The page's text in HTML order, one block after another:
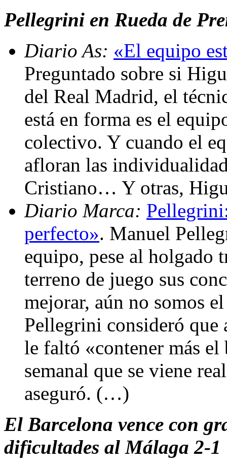
Pellegrini en Rueda de
Diario As: «El equipo
Preguntado sobre si
del Real Madrid, el
está en forma es el
colectivo. Y cuando el
afloran las
Cristiano… Y otras,
Diario Marca:
perfecto». Manuel
equipo, pese al holgado
terreno de juego sus
mejorar, aún no somos
Pellegrini consideró que
le faltó «contener más
semanal que se viene
aseguró. (…)
El Barcelona vence con
dificultades al Málaga 2-1